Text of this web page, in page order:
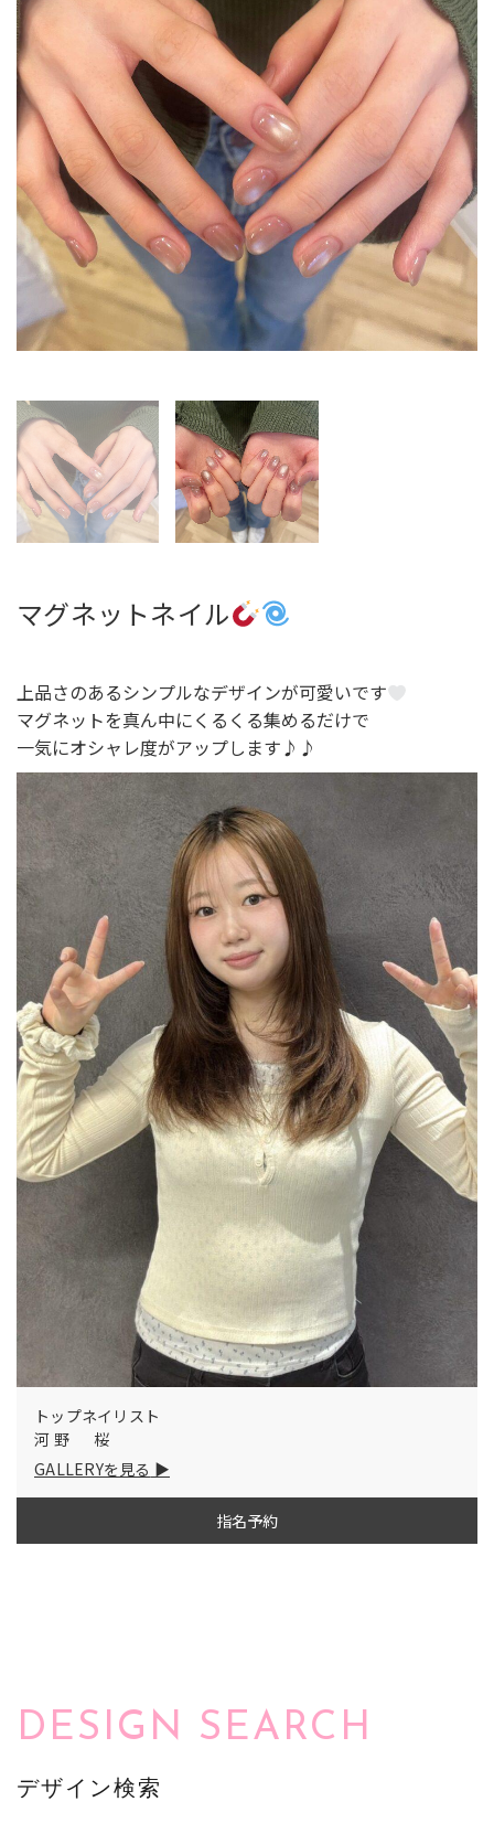
マグネットネイル
上品さのあるシンプルなデザインが可愛いです
マグネットを真ん中にくるくる集めるだけで
一気にオシャレ度がアップします♪♪
トップネイリスト
河野 桜
GALLERYを見る
指名予約
DESIGN SEARCH
デザイン検索